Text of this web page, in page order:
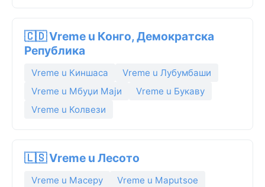
🇨🇩 Vreme u Конго, Демократска
Република
Vreme u Киншаса
Vreme u Лубумбаши
Vreme u Мбуџи Маји
Vreme u Букаву
Vreme u Колвези
🇱🇸 Vreme u Лесото
Vreme u Масеру
Vreme u Maputsoe